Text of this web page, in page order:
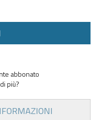
abbonato
più?